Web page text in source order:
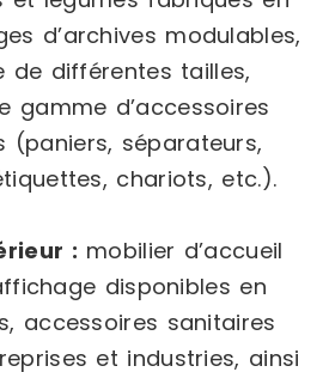
d’archives modulables,
de différentes tailles,
gamme d’accessoires
(paniers, séparateurs,
chariots, etc.).
: mobilier d’accueil
disponibles en
accessoires sanitaires
et industries, ainsi